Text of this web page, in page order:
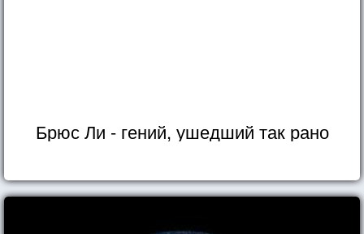
Брюс Ли - гений, ушедший так рано